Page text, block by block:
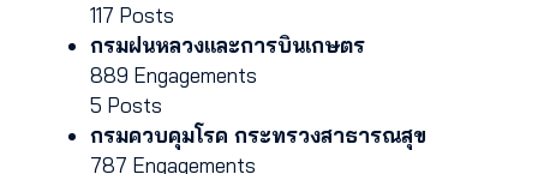
117 Posts
กรมฝนหลวงและการบินเกษตร
889 Engagements
5 Posts
กรมควบคุมโรค กระทรวงสาธารณสุข
787 Engagements